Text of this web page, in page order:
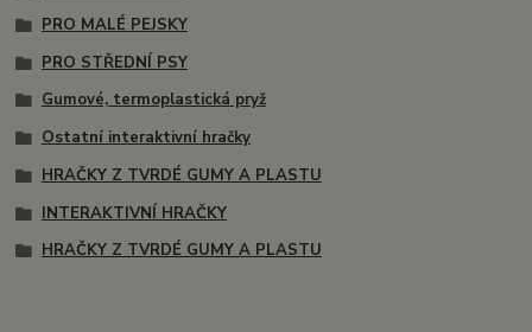
PRO MALÉ PEJSKY
PRO STŘEDNÍ PSY
Gumové, termoplastická pryž
Ostatní interaktivní hračky
HRAČKY Z TVRDÉ GUMY A PLASTU
INTERAKTIVNÍ HRAČKY
HRAČKY Z TVRDÉ GUMY A PLASTU